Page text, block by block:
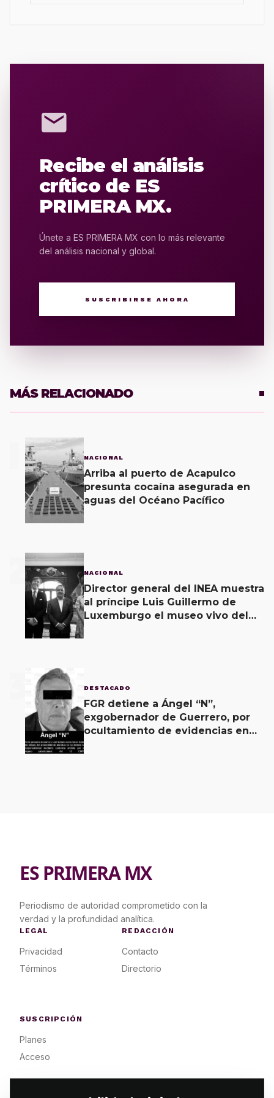
mail
Recibe el análisis
crítico de ES
PRIMERA MX.
Únete a ES PRIMERA MX con lo más relevante
del análisis nacional y global.
SUSCRIBIRSE AHORA
MÁS RELACIONADO
NACIONAL
Arriba al puerto de Acapulco
presunta cocaína asegurada en
aguas del Océano Pacífico
2 NACIONAL
Director general del INEA muestra
al príncipe Luis Guillermo de
Luxemburgo el museo vivo del
DESTACADO
FGR detiene a Ángel “N”,
exgobernador de Guerrero, por
ocultamiento de evidencias en
ES PRIMERA MX
Periodismo de autoridad comprometido con la
verdad y la profundidad analítica.
LEGAL
Privacidad
Términos
REDACCIÓN
Contacto
Directorio
SUSCRIPCIÓN
Planes
Acceso